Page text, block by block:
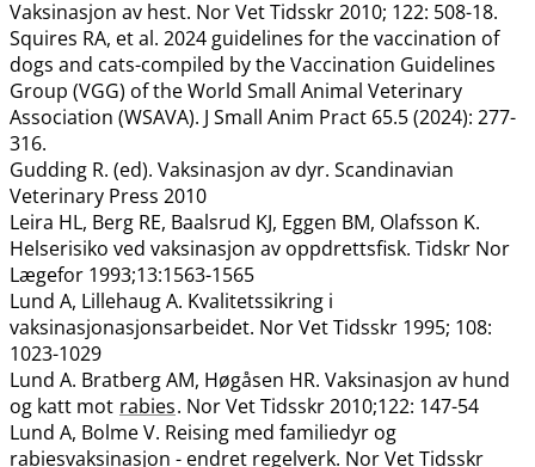
Vaksinasjon av hest. Nor Vet Tidsskr 2010; 122: 508-18.
Squires RA, et al. 2024 guidelines for the vaccination of
dogs and cats-compiled by the Vaccination Guidelines
Group (VGG) of the World Small Animal Veterinary
Association (WSAVA). J Small Anim Pract 65.5 (2024): 277-
316.
Gudding R. (ed). Vaksinasjon av dyr. Scandinavian
Veterinary Press 2010
Leira HL, Berg RE, Baalsrud KJ, Eggen BM, Olafsson K.
Helserisiko ved vaksinasjon av oppdrettsfisk. Tidskr Nor
Lægefor 1993;13:1563-1565
Lund A, Lillehaug A. Kvalitetssikring i
vaksinasjonasjonsarbeidet. Nor Vet Tidsskr 1995; 108:
1023-1029
Lund A. Bratberg AM, Høgåsen HR. Vaksinasjon av hund
og katt mot rabies. Nor Vet Tidsskr 2010;122: 147-54
Lund A, Bolme V. Reising med familiedyr og
rabiesvaksinasjon - endret regelverk. Nor Vet Tidsskr